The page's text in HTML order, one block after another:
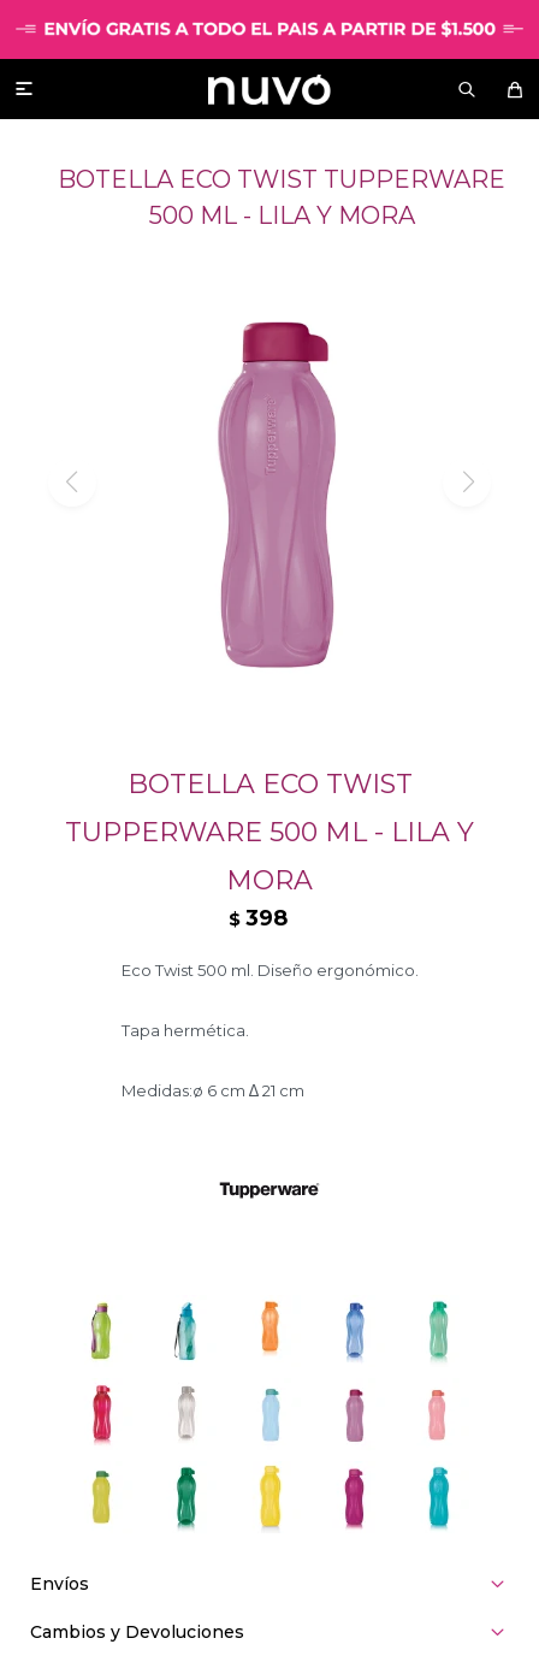

BOTELLA ECO TWIST TUPPERWARE
500 ML - LILA Y MORA
BOTELLA ECO TWIST
TUPPERWARE 500 ML - LILA Y
MORA
$ 398
Eco Twist 500 ml. Diseño ergonómico.
Tapa hermética.
Medidas:ø 6 cm ∆ 21 cm
Envíos
Cambios y Devoluciones